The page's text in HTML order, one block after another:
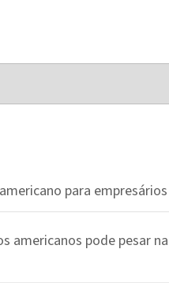
para empresários
americanos pode pesar